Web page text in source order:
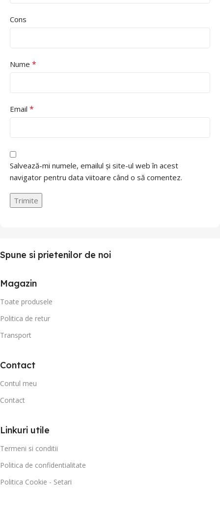
Cons
Nume *
Email *
Salvează-mi numele, emailul și site-ul web în acest
navigator pentru data viitoare când o să comentez.
Spune si prietenilor de noi
Magazin
Toate produsele
Politica de retur
Transport
Contact
Contul meu
Contact
Linkuri utile
Termeni si conditii
Politica de confidentialitate
Politica Cookie - Setari